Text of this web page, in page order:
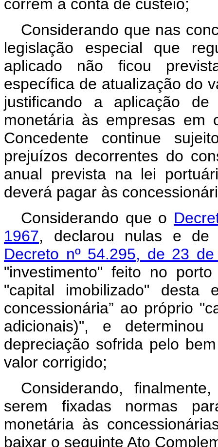
correm à conta de custeio;
Considerando que nas
legislação especial que
aplicado não ficou
específica de atualização do
justificando a aplicação
monetária às empresas em
Concedente continue
prejuízos decorrentes do
anual prevista na lei
deverá pagar às
Considerando que o
1967, declarou nulas e de
Decreto nº 54.295, de 23
"investimento" feito no
"capital imobilizado" desta
concessionária” ao próprio
adicionais)", e
depreciação sofrida pelo
valor corrigido;
Considerando,
serem fixadas normas
monetária às
baixar o seguinte Ato